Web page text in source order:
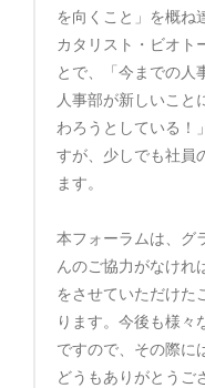
を向くこと」を概ね
カタリスト・ビオト
とで、「今までの
人事部が新しいこ
わろうとしている！
すが、少しでも社員
ます。
本フォーラムは、グ
んのご協力がなけれ
をさせていただけた
ります。今後も様々
ですので、その際に
どうもありがとうご